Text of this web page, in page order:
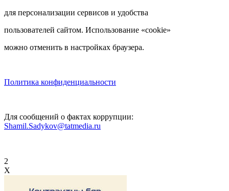
для персонализации сервисов и удобства
пользователей сайтом. Использование «cookie»
можно отменить в настройках браузера.
Политика конфиденциальности
Для сообщений о фактах коррупции:
Shamil.Sadykov@tatmedia.ru
2
X